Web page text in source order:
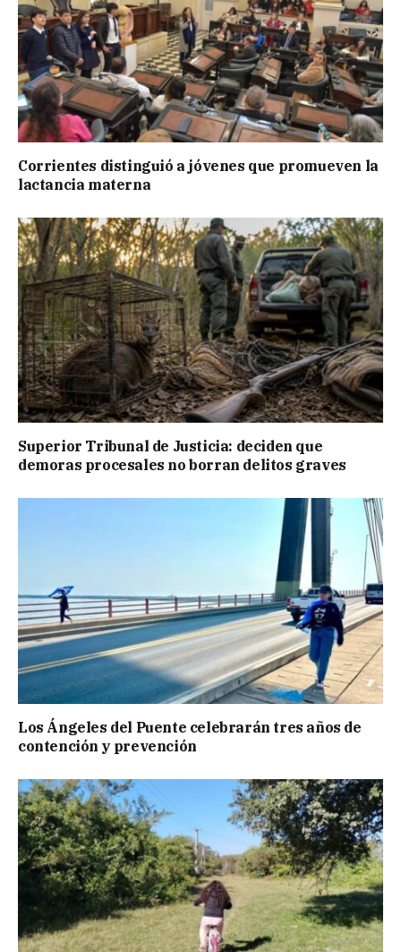
Corrientes distinguió a jóvenes que promueven la
lactancia materna
Superior Tribunal de Justicia: deciden que
demoras procesales no borran delitos graves
Los Ángeles del Puente celebrarán tres años de
contención y prevención